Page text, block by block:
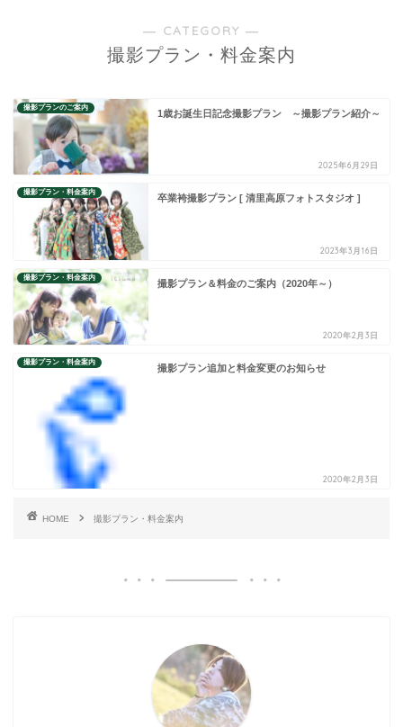
― CATEGORY ―
撮影プラン・料金案内
撮影プランのご案内
1歳お誕生日記念撮影プラン ～撮影プラン紹介～
2025年6月29日
撮影プラン・料金案内
卒業袴撮影プラン [ 清里高原フォトスタジオ ]
2023年3月16日
撮影プラン・料金案内
撮影プラン＆料金のご案内（2020年～）
2020年2月3日
撮影プラン・料金案内
撮影プラン追加と料金変更のお知らせ
2020年2月3日
HOME 撮影プラン・料金案内